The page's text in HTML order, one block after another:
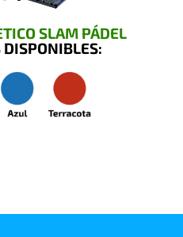
SLAM PÁDEL
DISPONIBLES: